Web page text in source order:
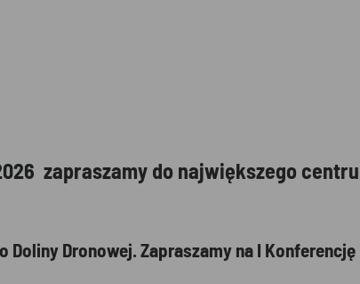
zapraszamy do największego
Doliny Dronowej. Zapraszamy na I